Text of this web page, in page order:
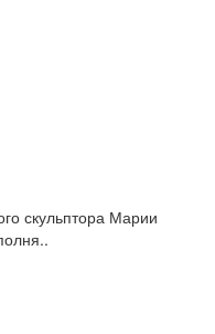
скульптора Марии